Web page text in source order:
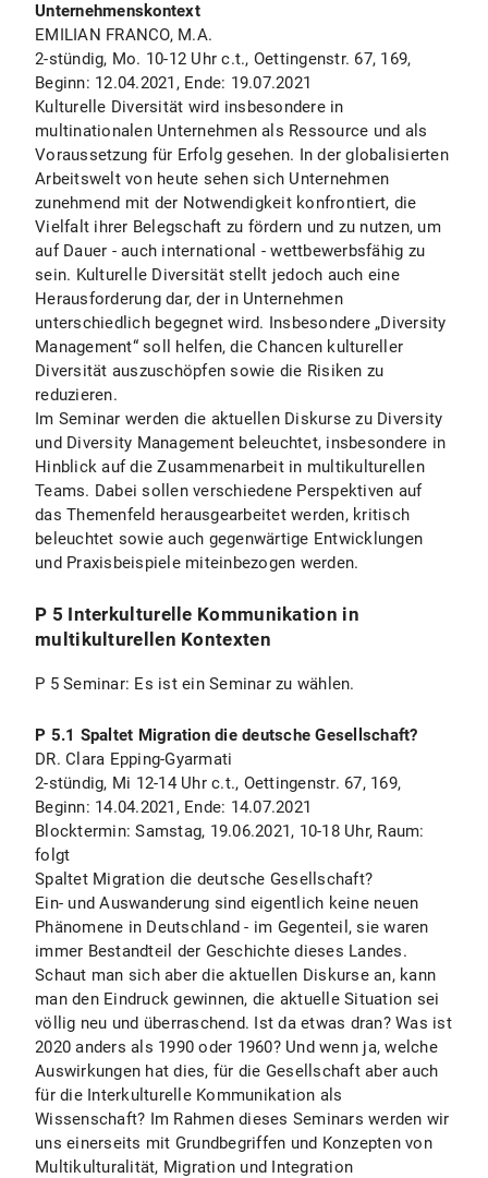
Unternehmenskontext
EMILIAN FRANCO, M.A.
2-stündig, Mo. 10-12 Uhr c.t., Oettingenstr. 67, 169,
Beginn: 12.04.2021, Ende: 19.07.2021
Kulturelle Diversität wird insbesondere in
multinationalen Unternehmen als Ressource und als
Voraussetzung für Erfolg gesehen. In der globalisierten
Arbeitswelt von heute sehen sich Unternehmen
zunehmend mit der Notwendigkeit konfrontiert, die
Vielfalt ihrer Belegschaft zu fördern und zu nutzen, um
auf Dauer - auch international - wettbewerbsfähig zu
sein. Kulturelle Diversität stellt jedoch auch eine
Herausforderung dar, der in Unternehmen
unterschiedlich begegnet wird. Insbesondere „Diversity
Management“ soll helfen, die Chancen kultureller
Diversität auszuschöpfen sowie die Risiken zu
reduzieren.
Im Seminar werden die aktuellen Diskurse zu Diversity
und Diversity Management beleuchtet, insbesondere in
Hinblick auf die Zusammenarbeit in multikulturellen
Teams. Dabei sollen verschiedene Perspektiven auf
das Themenfeld herausgearbeitet werden, kritisch
beleuchtet sowie auch gegenwärtige Entwicklungen
und Praxisbeispiele miteinbezogen werden.
P 5 Interkulturelle Kommunikation in
multikulturellen Kontexten
P 5 Seminar: Es ist ein Seminar zu wählen.
P 5.1 Spaltet Migration die deutsche Gesellschaft?
DR. Clara Epping-Gyarmati
2-stündig, Mi 12-14 Uhr c.t., Oettingenstr. 67, 169,
Beginn: 14.04.2021, Ende: 14.07.2021
Blocktermin: Samstag, 19.06.2021, 10-18 Uhr, Raum:
folgt
Spaltet Migration die deutsche Gesellschaft?
Ein- und Auswanderung sind eigentlich keine neuen
Phänomene in Deutschland - im Gegenteil, sie waren
immer Bestandteil der Geschichte dieses Landes.
Schaut man sich aber die aktuellen Diskurse an, kann
man den Eindruck gewinnen, die aktuelle Situation sei
völlig neu und überraschend. Ist da etwas dran? Was ist
2020 anders als 1990 oder 1960? Und wenn ja, welche
Auswirkungen hat dies, für die Gesellschaft aber auch
für die Interkulturelle Kommunikation als
Wissenschaft? Im Rahmen dieses Seminars werden wir
uns einerseits mit Grundbegriffen und Konzepten von
Multikulturalität, Migration und Integration